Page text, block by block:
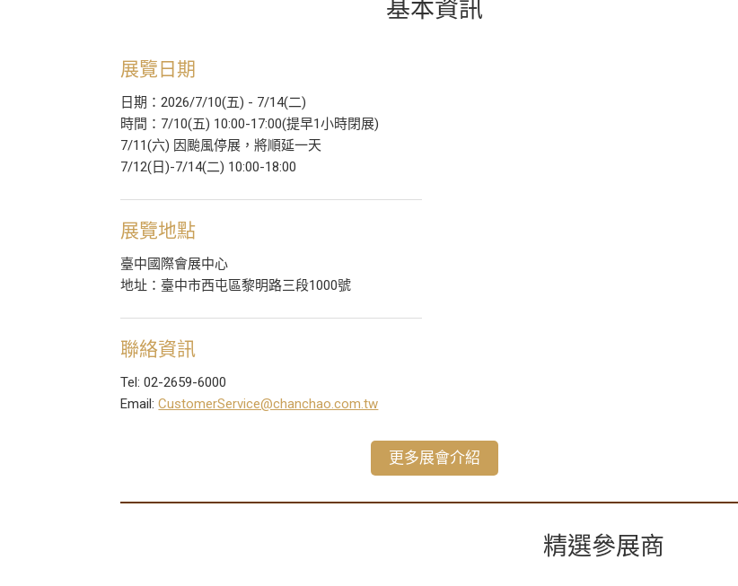
基本資訊
展覽日期
日期：2026/7/10(五) - 7/14(二)
時間：7/10(五) 10:00-17:00(提早1小時閉展)
7/11(六) 因颱風停展，將順延一天
7/12(日)-7/14(二) 10:00-18:00
展覽地點
臺中國際會展中心
地址：臺中市西屯區黎明路三段1000號
聯絡資訊
Tel: 02-2659-6000
Email:CustomerService@chanchao.com.tw
更多展會介紹
精選參展商